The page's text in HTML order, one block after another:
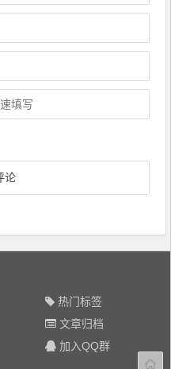
热门标签
文章归档
加入QQ群